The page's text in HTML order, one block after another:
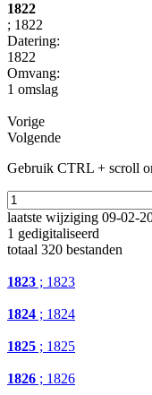
1822
; 1822
Datering:
1822
Omvang:
1 omslag
Vorige
Volgende
Gebruik CTRL + scroll
laatste wijziging 09-02-
1 gedigitaliseerd
totaal 320 bestanden
1823 ; 1823
1824 ; 1824
1825 ; 1825
1826 ; 1826